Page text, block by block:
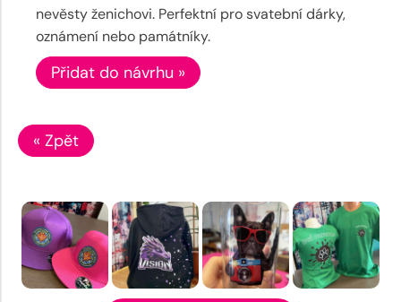
nevěsty ženichovi. Perfektní pro svatební dárky,
oznámení nebo památníky.
Přidat do návrhu »
« Zpět